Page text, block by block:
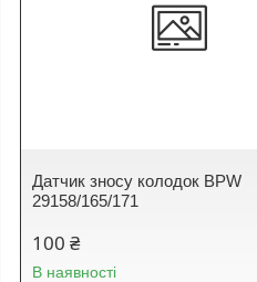
Датчик зносу колодок BPW
29158/165/171
100 ₴
В наявності